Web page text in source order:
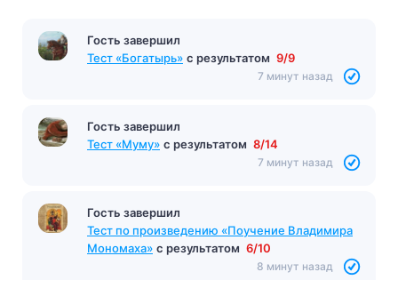
Гость завершил
Тест «Богатырь» с результатом 9/9
7 минут назад
Гость завершил
Тест «Муму» с результатом 8/14
7 минут назад
Гость завершил
Тест по произведению «Поучение Владимира
Мономаха» с результатом 6/10
8 минут назад